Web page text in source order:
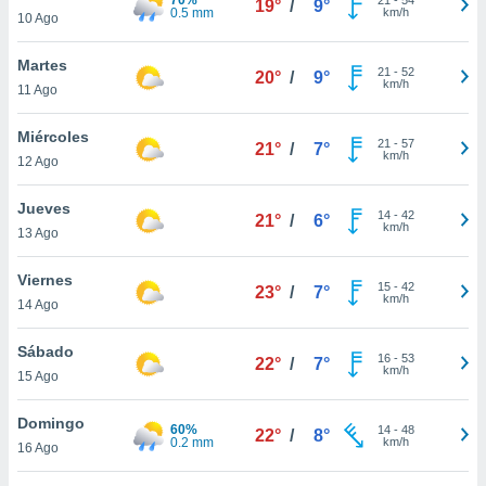
más
nuestra
y
de
disponible
cookies
aceptar
10 Ago
0.5 mm
19° / 9°
km/h
Martes
11 Ago
20° / 9° 21 - 52
km/h
Miércoles
12 Ago
21° / 7° 21 - 57
km/h
Jueves
13 Ago
21° / 6° 14- 42
km/h
Viernes
14 Ago
23° / 7° 15- 42
km/h
Sábado
15 Ago
22° / 7° 16- 53
km/h
Domingo
16 Ago
60%
0.2 mm
22° / 8° 14- 48
km/h